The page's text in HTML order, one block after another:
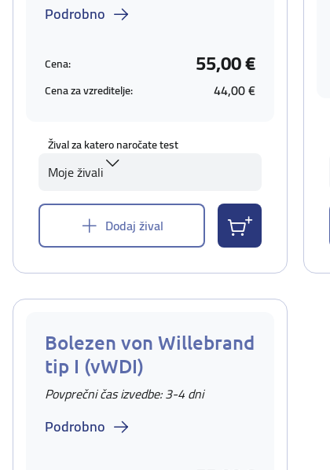
Podrobno
Cena: 55,00 €
Cena za vzreditelje: 44,00 €
Žival za katero naročate test
Moje živali
Dodaj žival
Bolezen von Willebrand
tip I (vWDI)
Povprečni čas izvedbe: 3-4 dni
Podrobno